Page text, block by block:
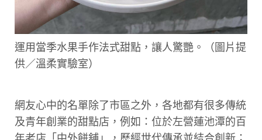
運用當季水果手作法式甜點，讓人驚艷。（圖片提
供／溫柔實驗室）
網友心中的名單除了市區之外，各地都有很多傳統
及青年創業的甜點店，例如：位於左營蓮池潭的百